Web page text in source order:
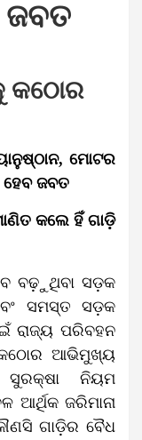
ଜବତ
କଠୋର
ମୋଟର
ହେବ ଜବତ
କଲେ ହିଁ ଗାଡ଼ି
ବଢ଼ୁଥିବା ସଡ଼କ
ସମସ୍ତ ସଡ଼କ
ରାଜ୍ୟ ପରିବହନ
କଠୋର ଆଭିମୁଖ୍ୟ
ନିୟମ
ଆର୍ଥିକ ଜରିମାନା
ଗାଡ଼ିର ବୈଧ